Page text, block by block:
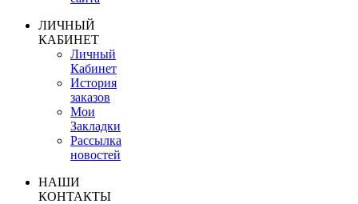
ЛИЧНЫЙ
КАБИНЕТ
Личный
Кабинет
История
заказов
Мои
Закладки
Рассылка
новостей
НАШИ
КОНТАКТЫ